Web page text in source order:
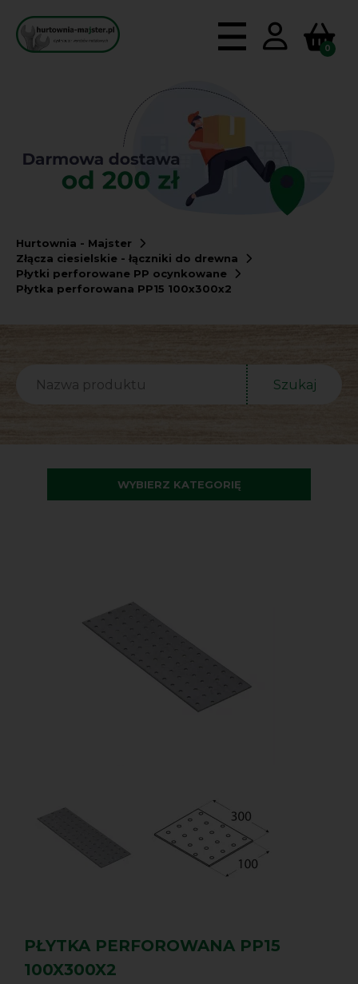
0
Hurtownia - Majster
Złącza ciesielskie - łączniki do drewna
Płytki perforowane PP ocynkowane
Płytka perforowana PP15 100x300x2
WYBIERZ KATEGORIĘ
Szukaj
PŁYTKA PERFOROWANA PP15
100X300X2